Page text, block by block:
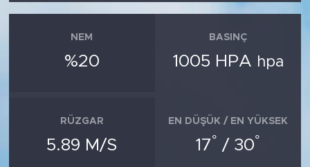
NEM
%20
BASINÇ
1005 HPA hpa
RÜZGAR
5.89 M/S
EN DÜŞÜK / EN YÜKSEK
17° / 30°